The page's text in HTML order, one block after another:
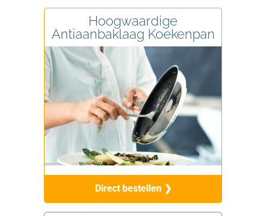
Hoogwaardige
Antiaanbaklaag Koekenpan
Direct bestellen ❯